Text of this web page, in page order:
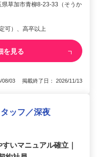
草加市青柳8-23-33（そうか
可）、高卒以上
を見る
08/03 掲載終了日： 2026/11/13
ッフ／深夜
いマニュアル確立｜